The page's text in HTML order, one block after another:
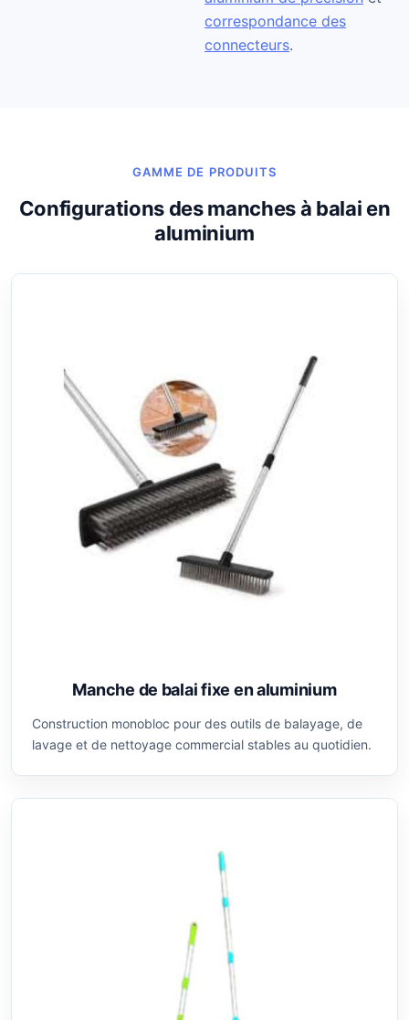
correspondance des
connecteurs.
GAMME DE PRODUITS
Configurations des manches à balai en
aluminium
Manche de balai fixe en aluminium
Construction monobloc pour des outils de balayage, de
lavage et de nettoyage commercial stables au quotidien.